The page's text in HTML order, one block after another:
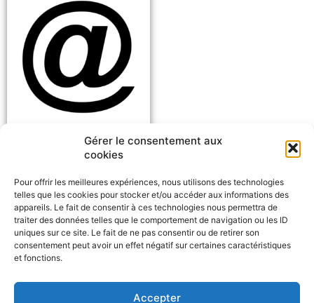
Gérer le consentement aux
cookies
Pour offrir les meilleures expériences, nous utilisons des technologies
telles que les cookies pour stocker et/ou accéder aux informations des
appareils. Le fait de consentir à ces technologies nous permettra de
traiter des données telles que le comportement de navigation ou les ID
uniques sur ce site. Le fait de ne pas consentir ou de retirer son
consentement peut avoir un effet négatif sur certaines caractéristiques
et fonctions.
Accepter
Arobase [n.f]
M